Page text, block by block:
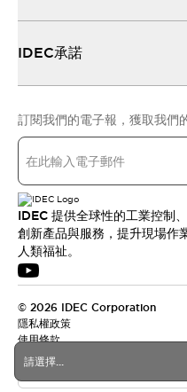
請選擇...
IDEC承諾
訂閱我們的電子報，獲取我們
IDEC 提供全球性的工業控制
創新產品與服務，提升現場作
人類福祉。
© 2026 IDEC Corporation
隱私權政策
使用條款
台灣